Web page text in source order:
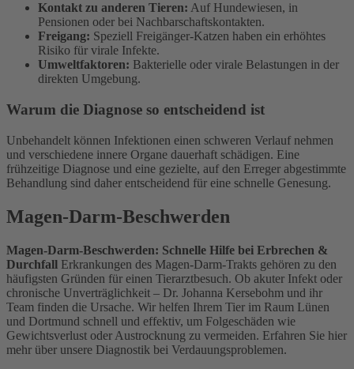
Kontakt zu anderen Tieren: Auf Hundewiesen, in
Pensionen oder bei Nachbarschaftskontakten.
Freigang: Speziell Freigänger-Katzen haben ein erhöhtes
Risiko für virale Infekte.
Umweltfaktoren: Bakterielle oder virale Belastungen in der
direkten Umgebung.
Warum die Diagnose so entscheidend ist
Unbehandelt können Infektionen einen schweren Verlauf nehmen
und verschiedene innere Organe dauerhaft schädigen. Eine
frühzeitige Diagnose und eine gezielte, auf den Erreger abgestimmte
Behandlung sind daher entscheidend für eine schnelle Genesung.
Magen-Darm-Beschwerden
Magen-Darm-Beschwerden: Schnelle Hilfe bei Erbrechen &
Durchfall Erkrankungen des Magen-Darm-Trakts gehören zu den
häufigsten Gründen für einen Tierarztbesuch. Ob akuter Infekt oder
chronische Unverträglichkeit – Dr. Johanna Kersebohm und ihr
Team finden die Ursache. Wir helfen Ihrem Tier im Raum Lünen
und Dortmund schnell und effektiv, um Folgeschäden wie
Gewichtsverlust oder Austrocknung zu vermeiden. Erfahren Sie hier
mehr über unsere Diagnostik bei Verdauungsproblemen.